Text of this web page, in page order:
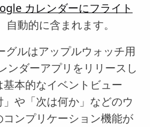
カレンダーにフライト
自動的に含まれます。
グルはアップルウォッチ用
ンダーアプリをリリースし
本的なイベントビュー
や「次は何か」などのウ
コンプリケーション機能が